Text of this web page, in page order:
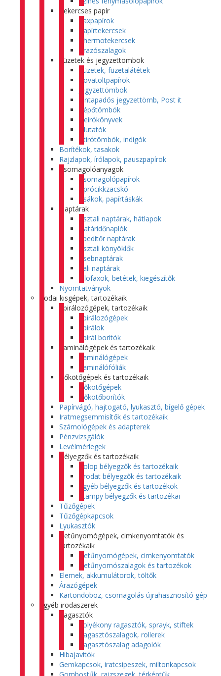
Tekercses papír
Faxpapírok
Papírtekercsek
Thermotekercsek
Árazószalagok
Füzetek és jegyzettömbök
Füzetek, füzetalátétek
Rovatoltpapírok
Jegyzettömbök
Öntapadós jegyzettömb, Post it
Tépőtömbök
Beírókönyvek
Mutatók
Átírótömbök, indigók
Borítékok, tasakok
Rajzlapok, írólapok, pauszpapírok
Csomagolóanyagok
Csomagolópapírok
Aprócikkzacskó
Zsákok, papírtáskák
Naptárak
Asztali naptárak, hátlapok
Határidőnaplók
Speditőr naptárak
Asztali könyöklők
Zsebnaptárak
Fali naptárak
Filofaxok, betétek, kiegészítők
Nyomtatványok
Irodai kisgépek, tartozékaik
Spirálozógépek, tartozékaik
Spirálozógépek
Spirálok
Spirál borítók
Laminálógépek és tartozékaik
Laminálógépek
Laminálófóliák
Hőkötőgépek és tartozékaik
Hőkötőgépek
Hőkötőborítók
Papírvágó, hajtogató, lyukasztó, bígelő gépek
Iratmegsemmisítők és tartozékaik
Számológépek és adapterek
Pénzvizsgálók
Levélmérlegek
Bélyegzők és tartozékaik
Colop bélyegzők és tartozékaik
Trodat bélyegzők és tartozékaik
Egyéb bélyegzők és tartozékok
Stampy bélyegzők és tartozékai
Tűzőgépek
Tűzőgépkapcsok
Lyukasztók
Betűnyomógépek, cimkenyomtatók és
tartozékaik
Betűnyomógépek, cimkenyomtatók
Betűnyomószalagok és tartozékok
Elemek, akkumulátorok, töltők
Árazógépek
Kartondoboz, csomagolás újrahasznosító gép
Egyéb irodaszerek
Ragasztók
Folyékony ragasztók, sprayk, stiftek
Ragasztószalagok, rollerek
Ragasztószalag adagolók
Hibajavítók
Gemkapcsok, iratcsipeszek, miltonkapcsok